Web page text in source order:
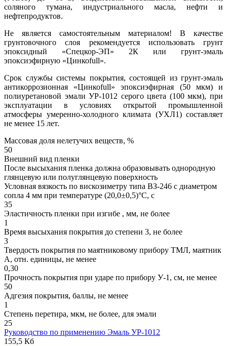
соляного тумана, индустриального масла, нефти и
нефтепродуктов.
Не является самостоятельным материалом! В качестве
грунтовочного слоя рекомендуется использовать грунт
эпоксидный «Спецкор-ЭП» 2К или грунт-эмаль
эпоксиэфирную «Цинкоfull».
Срок службы системы покрытия, состоящей из грунт-эмаль
антикоррозионная «Цинкоfull» эпоксиэфирная (50 мкм) и
полиуретановой эмали УР-1012 серого цвета (100 мкм), при
эксплуатации в условиях открытой промышленной
атмосферы умеренно-холодного климата (УХЛ1) составляет
не менее 15 лет.
Массовая доля нелетучих веществ, %
50
Внешний вид пленки
После высыхания пленка должна образовывать однородную
глянцевую или полуглянцевую поверхность
Условная вязкость по вискозиметру типа ВЗ-246 с диаметром
сопла 4 мм при температуре (20,0±0,5)°С, с
35
Эластичность пленки при изгибе , мм, не более
1
Время высыхания покрытия до степени 3, не более
3
Твердость покрытия по маятниковому прибору ТМЛ, маятник
А, отн. единицы, не менее
0,30
Прочность покрытия при ударе по прибору У-1, см, не менее
50
Адгезия покрытия, баллы, не менее
1
Степень перетира, мкм, не более, для эмали
25
Руководство по применению Эмаль УР-1012
155,5 Кб